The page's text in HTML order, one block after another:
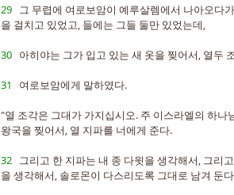
29 그 무렵에 여로보암이 예루살렘에서 나아오다
을 걸치고 있었고, 들에는 그들 둘만 있었는데,
30 아히야는 그가 입고 있는 새 옷을 찢어서, 열두
31 여로보암에게 말하였다.
"열 조각은 그대가 가지십시오. 주 이스라엘의 하
왕국을 찢어서, 열 지파를 너에게 준다.
32 그리고 한 지파는 내 종 다윗을 생각해서, 그리
을 생각해서, 솔로몬이 다스리도록 그대로 남겨 둔